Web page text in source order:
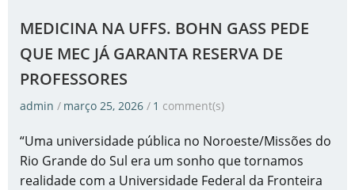
MEDICINA NA UFFS. BOHN GASS PEDE
QUE MEC JÁ GARANTA RESERVA DE
PROFESSORES
admin / março 25, 2026 / 1 comment(s)
“Uma universidade pública no Noroeste/Missões do
Rio Grande do Sul era um sonho que tornamos
realidade com a Universidade Federal da Fronteira